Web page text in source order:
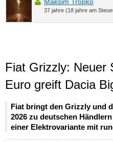
37 jahre (18 jahre am
Fiat Grizzly: Neuer
Euro greift Dacia
Fiat bringt den Grizzly und
2026 zu deutschen
einer Elektrovariante mit